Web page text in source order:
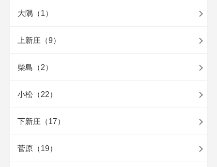
大隅（1）
上新庄（9）
柴島（2）
小松（22）
下新庄（17）
菅原（19）